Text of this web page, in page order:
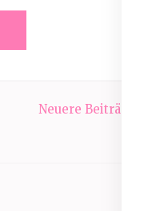
Neuere Beiträge